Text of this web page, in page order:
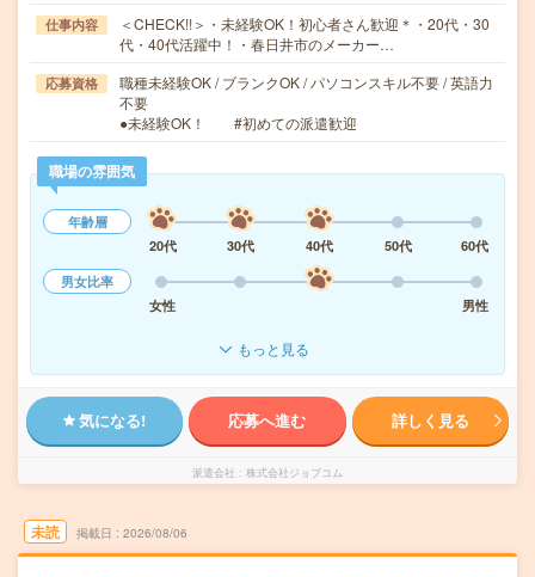
仕事内容
＜CHECK!!＞・未経験OK！初心者さん歓迎＊・20代・30
代・40代活躍中！・春日井市のメーカー…
応募資格
職種未経験OK / ブランクOK / パソコンスキル不要 / 英語力
不要
●未経験OK！ #初めての派遣歓迎
職場の雰囲気
年齢層
20代
30代 40代 50代
60代
男女比率
女性
男性
もっと見る
気になる! 応募へ進む 詳しく見る
派遣会社 株式会社ジョブコム
未読 掲載日 2026/08/06